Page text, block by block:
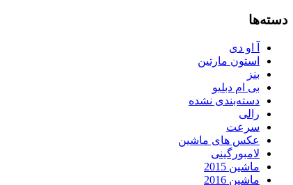
دسته‌ها
آ او دی
استون مارتین
بنز
بی ام دبلیو
دسته‌بندی نشده
رالی
سرعت
عکس های ماشین
لامبورگینی
ماشین 2015
ماشین 2016